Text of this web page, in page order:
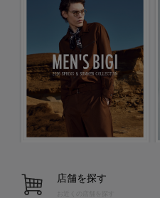
店舗を探す
お近くの店舗を探す